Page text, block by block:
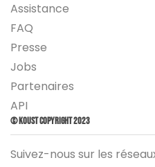
Assistance
FAQ
Presse
Jobs
Partenaires
API
© Koust Copyright 2023
Suivez-nous sur les